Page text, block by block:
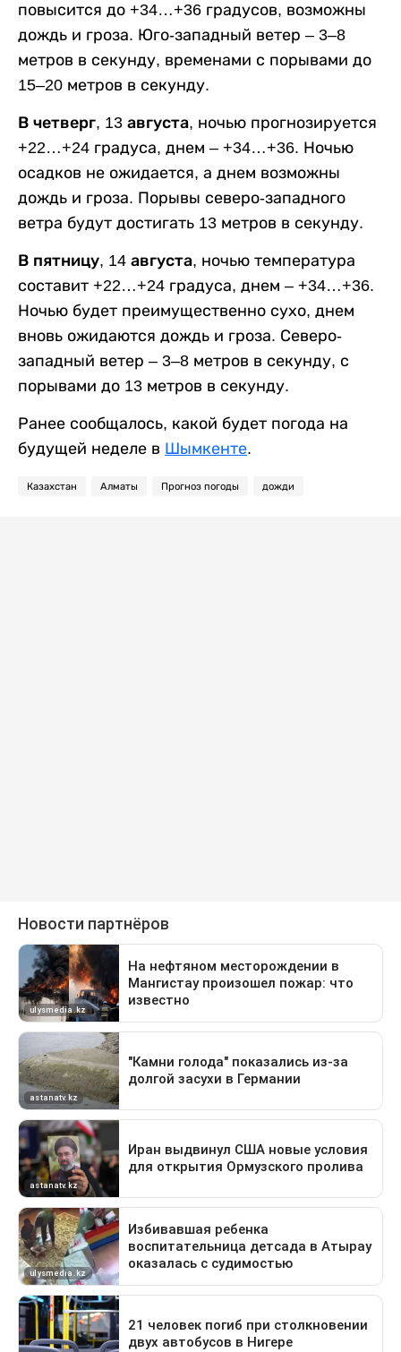
повысится до +34…+36 градусов, возможны
дождь и гроза. Юго-западный ветер – 3–8
метров в секунду, временами с порывами до
15–20 метров в секунду.
В четверг, 13 августа, ночью прогнозируется
+22…+24 градуса, днем – +34…+36. Ночью
осадков не ожидается, а днем возможны
дождь и гроза. Порывы северо-западного
ветра будут достигать 13 метров в секунду.
В пятницу, 14 августа, ночью температура
составит +22…+24 градуса, днем – +34…+36.
Ночью будет преимущественно сухо, днем
вновь ожидаются дождь и гроза. Северо-
западный ветер – 3–8 метров в секунду, с
порывами до 13 метров в секунду.
Ранее сообщалось, какой будет погода на
будущей неделе в Шымкенте.
Казахстан Алматы Прогноз погоды дожди